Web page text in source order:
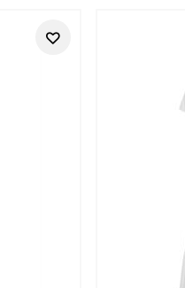
für hochwertige
Kollektionen, die sich
langlebige
vielen Jahren zu den
und vielseitigen
camel active